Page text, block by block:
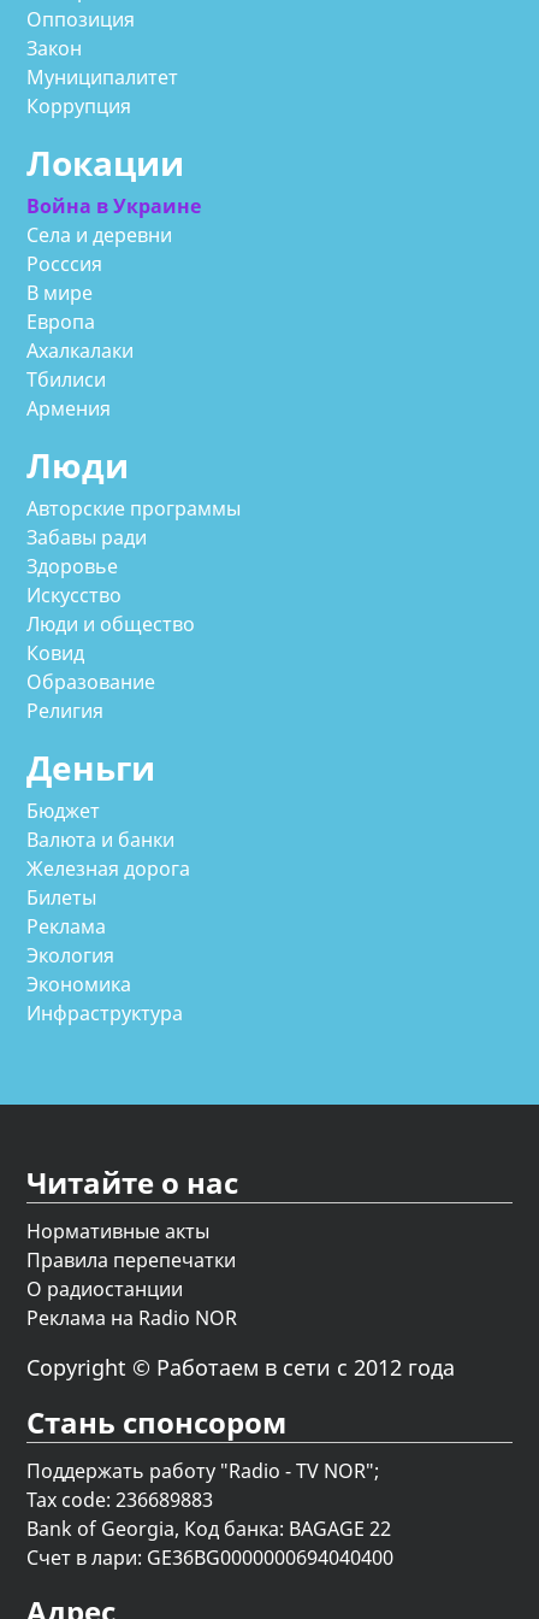
Оппозиция
Закон
Муниципалитет
Коррупция
Локации
Война в Украине
Села и деревни
Росссия
В мире
Европа
Ахалкалаки
Тбилиси
Армения
Люди
Авторские программы
Забавы ради
Здоровье
Искусство
Люди и общество
Ковид
Образование
Религия
Деньги
Бюджет
Валюта и банки
Железная дорога
Билеты
Реклама
Экология
Экономика
Инфраструктура
Читайте о нас
Нормативные акты
Правила перепечатки
О радиостанции
Реклама на Radio NOR
Copyright © Работаем в сети с 2012 года
Стань спонсором
Поддержать работу "Radio - TV NOR";
Tax code: 236689883
Bank of Georgia, Код банка: BAGAGE 22
Счет в лари: GE36BG0000000694040400